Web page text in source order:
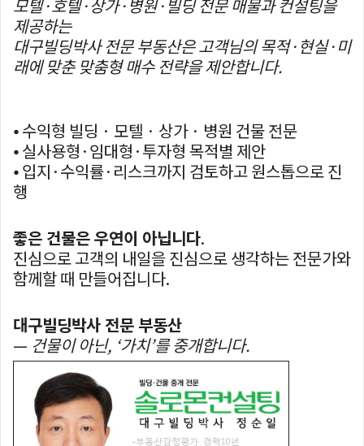
모텔·호텔·상가·병원·빌딩 전문 매물과 컨설팅을
제공하는
대구빌딩박사 전문 부동산은 고객님의 목적·현실·미
래에 맞춘 맞춤형 매수 전략을 제안합니다.
⦁ 수익형 빌딩 · 모텔 · 상가 · 병원 건물 전문
⦁ 실사용형·임대형·투자형 목적별 제안
⦁ 입지·수익률·리스크까지 검토하고 원스톱으로 진
행
좋은 건물은 우연이 아닙니다.
진심으로 고객의 내일을 진심으로 생각하는 전문가와
함께할 때 만들어집니다.
대구빌딩박사 전문 부동산
— 건물이 아닌, ‘가치’를 중개합니다.